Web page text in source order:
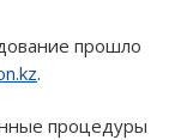
прошло
.
процедуры